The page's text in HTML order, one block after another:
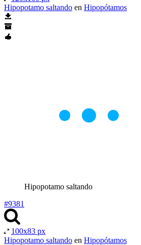
Hipopotamo saltando en Hipopótamos
Hipopotamo saltando
#9381
100x83 px
Hipopotamo saltando en Hipopótamos